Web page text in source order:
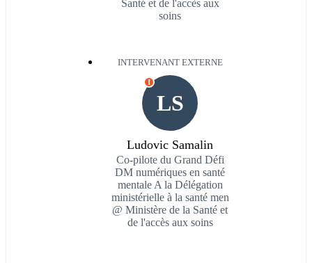
Santé et de l'accès aux
soins
INTERVENANT EXTERNE
LS
I
Ludovic Samalin
Co-pilote du Grand Défi
DM numériques en santé
mentale A la Délégation
ministérielle à la santé men
@ Ministère de la Santé et
de l'accès aux soins